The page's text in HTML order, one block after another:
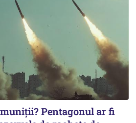
Pentagonul ar fi